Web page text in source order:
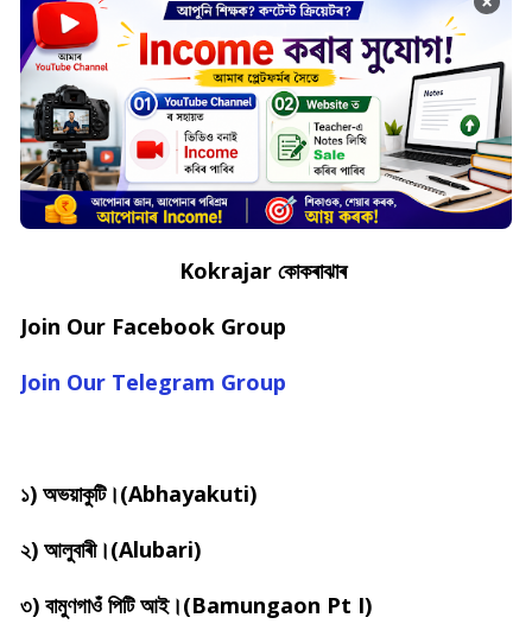
Kokrajar কোকৰাঝাৰ
Join Our Facebook Group
Join Our Telegram Group
১) অভয়াকুটি।(Abhayakuti)
২) আলুবাৰী।(Alubari)
৩) বামুণগাওঁ পিটি আই।(Bamungaon Pt I)